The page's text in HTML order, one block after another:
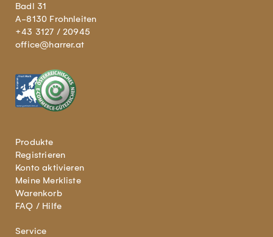
Badl 31
A-8130 Frohnleiten
+43 3127 / 20945
office@harrer.at
Produkte
Registrieren
Konto aktivieren
Meine Merkliste
Warenkorb
FAQ / Hilfe
Service